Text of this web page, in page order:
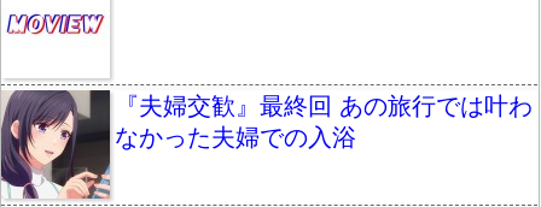
『夫婦交歓』最終回 あの旅行では叶わ
なかった夫婦での入浴